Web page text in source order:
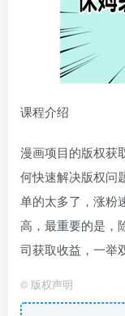
课程介绍
漫画项目的版权获
何快速解决版权问
单的太多了，涨粉
高，最重要的是，
司获取收益，一举
© 版权声明